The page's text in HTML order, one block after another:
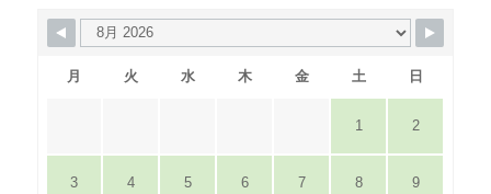
月 火 水 木 金 土 日
1 2
3 4 5 6 7 8 9